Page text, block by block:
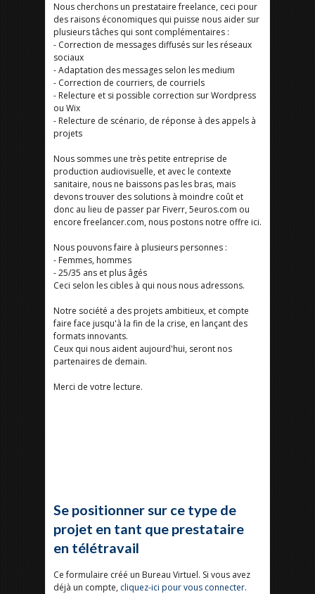
Nous cherchons un prestataire freelance, ceci pour
des raisons économiques qui puisse nous aider sur
plusieurs tâches qui sont complémentaires :
- Correction de messages diffusés sur les réseaux
sociaux
- Adaptation des messages selon les medium
- Correction de courriers, de courriels
- Relecture et si possible correction sur Wordpress
ou Wix
- Relecture de scénario, de réponse à des appels à
projets
Nous sommes une très petite entreprise de
production audiovisuelle, et avec le contexte
sanitaire, nous ne baissons pas les bras, mais
devons trouver des solutions à moindre coût et
donc au lieu de passer par Fiverr, 5euros.com ou
encore freelancer.com, nous postons notre offre ici.
Nous pouvons faire à plusieurs personnes :
- Femmes, hommes
- 25/35 ans et plus âgés
Ceci selon les cibles à qui nous nous adressons.
Notre société a des projets ambitieux, et compte
faire face jusqu'à la fin de la crise, en lançant des
formats innovants.
Ceux qui nous aident aujourd'hui, seront nos
partenaires de demain.
Merci de votre lecture.
Se positionner sur ce type de
projet en tant que prestataire
en télétravail
Ce formulaire créé un Bureau Virtuel. Si vous avez
déjà un compte, cliquez-ici pour vous connecter.